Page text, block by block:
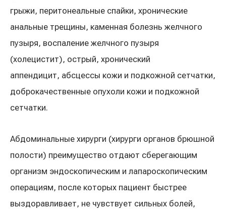
грыжи, перитонеальные спайки, хронические
анальные трещины, каменная болезнь желчного
пузыря, воспаление желчного пузыря
(холецистит), острый, хронический
аппендицит, абсцессы кожи и подкожной сетчатки,
доброкачественные опухоли кожи и подкожной
сетчатки.
Абдоминальные хирурги (хирурги органов брюшной
полости) преимущество отдают сберегающим
организм эндоскопическим и лапароскопическим
операциям, после которых пациент быстрее
выздоравливает, не чувствует сильных болей,